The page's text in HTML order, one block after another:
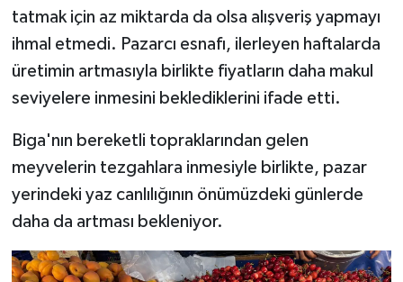
tatmak için az miktarda da olsa alışveriş yapmayı
ihmal etmedi. Pazarcı esnafı, ilerleyen haftalarda
üretimin artmasıyla birlikte fiyatların daha makul
seviyelere inmesini beklediklerini ifade etti.
Biga'nın bereketli topraklarından gelen
meyvelerin tezgahlara inmesiyle birlikte, pazar
yerindeki yaz canlılığının önümüzdeki günlerde
daha da artması bekleniyor.